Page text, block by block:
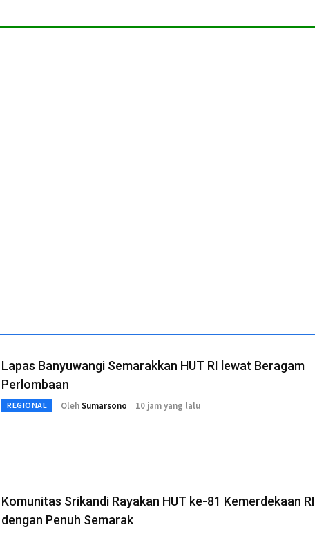
Lapas Banyuwangi Semarakkan HUT RI lewat Beragam
Perlombaan
REGIONAL OlehSumarsono 10 jam yang lalu
Komunitas Srikandi Rayakan HUT ke-81 Kemerdekaan RI
dengan Penuh Semarak